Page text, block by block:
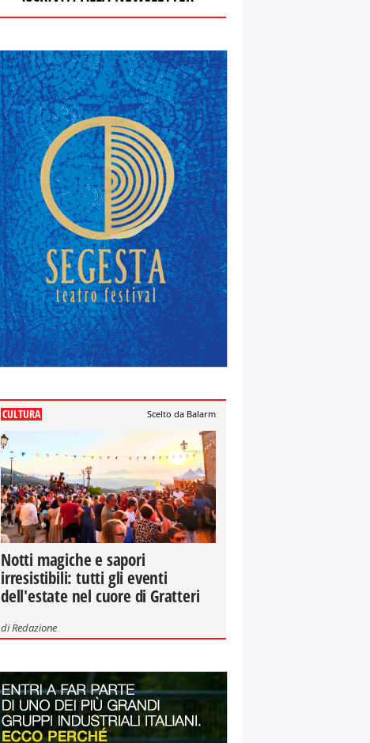
CULTURA Scelto da Balarm
Notti magiche e sapori
irresistibili: tutti gli eventi
dell'estate nel cuore di Gratteri
diRedazione